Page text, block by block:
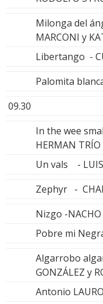
Milonga del
MARCONI y
Libertango -
Palomita
09.30
In the wee
HERMAN TRÍO
Un vals - LUIS
Zephyr -
Nizgo -
Pobre mi
Algarrobo
GONZÁLEZ y
Antonio LAURO